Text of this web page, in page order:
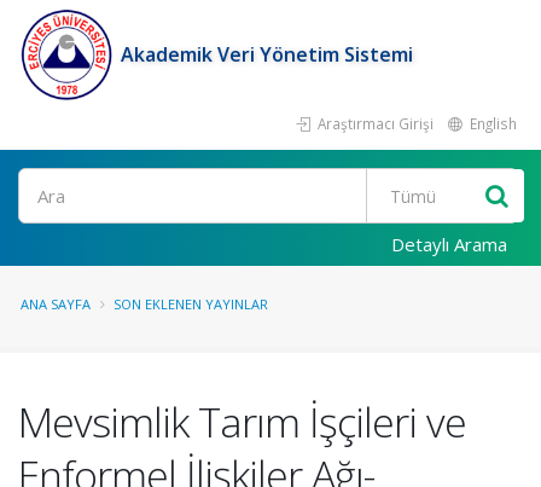
Akademik Veri Yönetim Sistemi
Araştırmacı Girişi English
Ara
Detaylı Arama
ANA SAYFA SON EKLENEN YAYINLAR
Mevsimlik Tarım İşçileri ve
Enformel İlişkiler Ağı-